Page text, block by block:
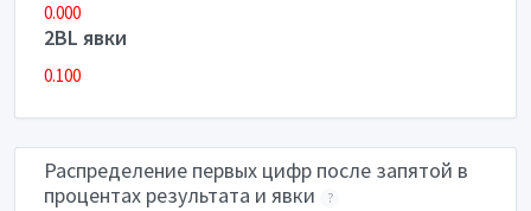
0.000
2BL явки
0.100
Распределение первых цифр после запятой в
процентах результата и явки
?